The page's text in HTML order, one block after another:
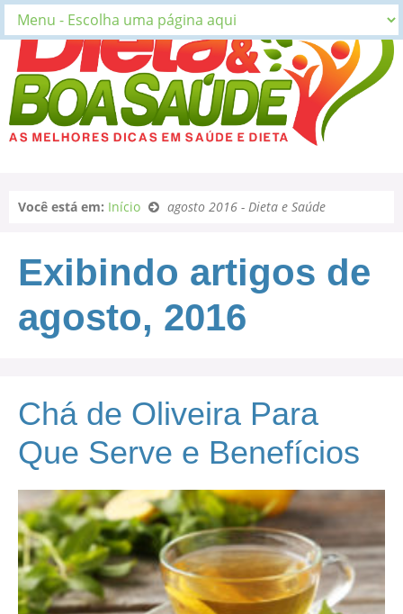
Você está em: Início agosto 2016 - Dieta e Saúde
Exibindo artigos de
agosto, 2016
Chá de Oliveira Para
Que Serve e Benefícios